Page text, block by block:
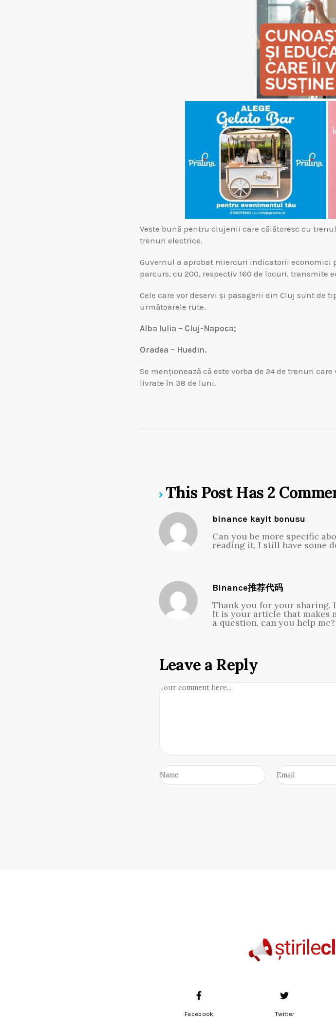
Veste bună pentru clujenii care călătoresc cu
trenuri electrice.
Guvernul a aprobat miercuri indicatorii economici
parcurs, cu 200, respectiv 160 de locuri, transmite
Cele care vor deservi și pasagerii din Cluj sunt de
următoarele rute.
Alba Iulia – Cluj-Napoca;
Oradea – Huedin.
Se menționează că este vorba de 24 de trenuri
livrate în 38 de luni.
This Post Has 2
binance kayit bonusu
Can you be more specific
reading it, I still have some
Binance推荐代码
Thank you for your sharing.
It is your article that makes
a question, can you help me?
Leave a Reply
Facebook Twitter